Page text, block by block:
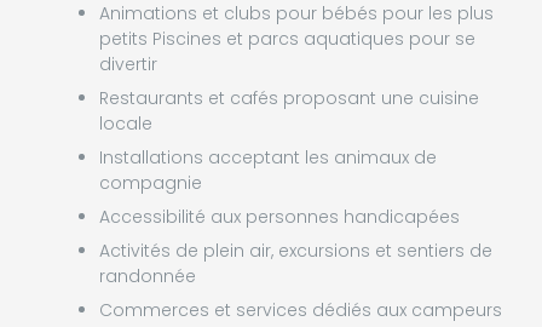
Animations et clubs pour bébés pour les plus
petits Piscines et parcs aquatiques pour se
divertir
Restaurants et cafés proposant une cuisine
locale
Installations acceptant les animaux de
compagnie
Accessibilité aux personnes handicapées
Activités de plein air, excursions et sentiers de
randonnée
Commerces et services dédiés aux campeurs